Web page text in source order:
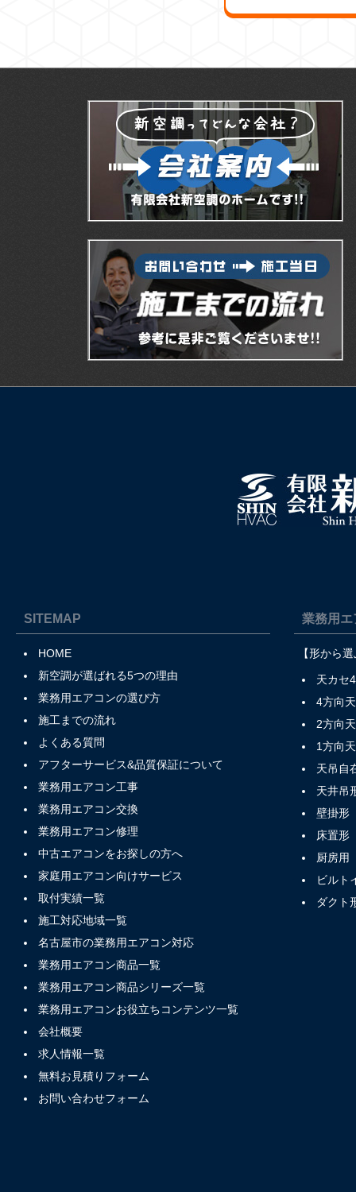
SITEMAP
HOME
新空調が選ばれる5つの理由
業務用エアコンの選び方
施工までの流れ
よくある質問
アフターサービス&品質保証について
業務用エアコン工事
業務用エアコン交換
業務用エアコン修理
中古エアコンをお探しの方へ
家庭用エアコン向けサービス
取付実績一覧
施工対応地域一覧
名古屋市の業務用エアコン対応
業務用エアコン商品一覧
業務用エアコン商品シリーズ一覧
業務用エアコンお役立ちコンテンツ一覧
会社概要
求人情報一覧
無料お見積りフォーム
お問い合わせフォーム
業務用エ
【形から
天カセ
4方向
2方向
1方向
天吊自
天井吊
壁掛形
床置形
厨房用
ビルト
ダクト